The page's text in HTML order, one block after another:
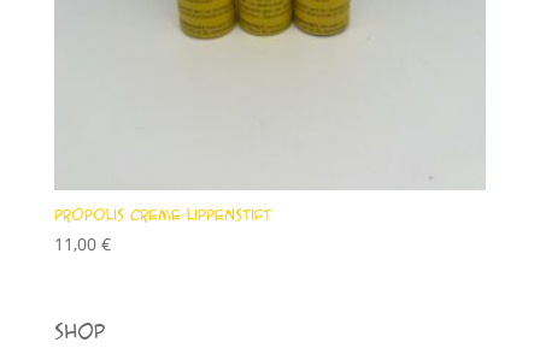
Propolis Creme Lippenstift
11,00 €
Shop